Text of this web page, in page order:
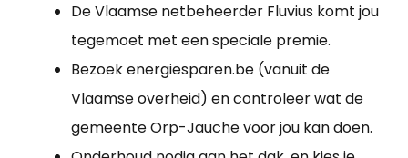
De Vlaamse netbeheerder Fluvius komt jou
tegemoet met een speciale premie.
Bezoek energiesparen.be (vanuit de
Vlaamse overheid) en controleer wat de
gemeente Orp-Jauche voor jou kan doen.